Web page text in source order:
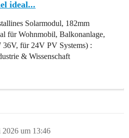
ideal...
Solarmodul, 182mm
für Wohnmobil, Balkonanlage,
36V, für 24V PV Systems) :
& Wissenschaft
2026 um 13:46